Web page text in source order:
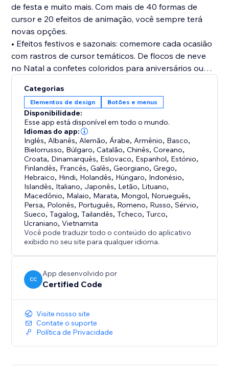
de festa e muito mais. Com mais de 40 formas de
cursor e 20 efeitos de animação, você sempre terá
novas opções.
• Efeitos festivos e sazonais: comemore cada ocasião
com rastros de cursor temáticos. De flocos de neve
no Natal a confetes coloridos para aniversários ou
para combinar com qualquer estação ou evento.
Categorias
Elementos de design Botões e menus
Disponibilidade:
Esse app está disponível em todo o mundo.
Idiomas do app:
Inglês, Albanês, Alemão, Árabe, Armênio, Basco,
Bielorrusso, Búlgaro,Catalão,Chinês,Coreano,
Croata, Dinamarquês, Eslovaco, Espanhol, Estónio,
Finlandês, Francês,Galês,Georgiano,Grego,
Hebraico, Hindi, Holandês, Húngaro, Indonésio,
Islandês, Italiano, Japonês, Letão, Lituano,
Macedônio, Malaio, Marata, Mongol, Norueguês,
Persa, Polonês, Português, Romeno, Russo,Sérvio,
Sueco,Tagalog,Tailandês,Tcheco,Turco,
Ucraniano,Vietnamita
Você pode traduzir todo o conteúdo do aplicativo
exibido no seu site para qualquer idioma.
CC
App desenvolvido por
Certified Code
Visite nosso site
Contate o suporte
Política de Privacidade